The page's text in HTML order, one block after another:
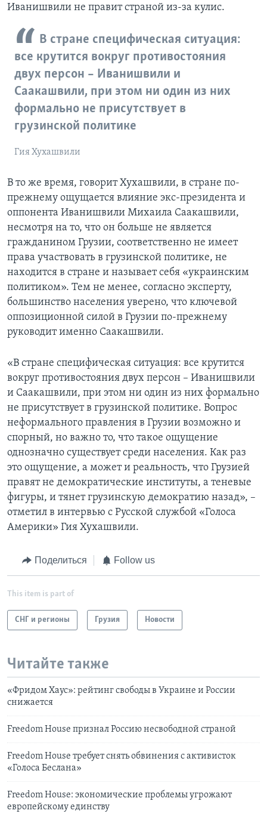
Иванишвили не правит страной из-за кулис.
В стране специфическая ситуация:
все крутится вокруг противостояния
двух персон – Иванишвили и
Саакашвили, при этом ни один из них
формально не присутствует в
грузинской политике
Гия Хухашвили
В то же время, говорит Хухашвили, в стране по-
прежнему ощущается влияние экс-президента и
оппонента Иванишвили Михаила Саакашвили,
несмотря на то, что он больше не является
гражданином Грузии, соответственно не имеет
права участвовать в грузинской политике, не
находится в стране и называет себя «украинским
политиком». Тем не менее, согласно эксперту,
большинство населения уверено, что ключевой
оппозиционной силой в Грузии по-прежнему
руководит именно Саакашвили.
«В стране специфическая ситуация: все крутится
вокруг противостояния двух персон – Иванишвили
и Саакашвили, при этом ни один из них формально
не присутствует в грузинской политике. Вопрос
неформального правления в Грузии возможно и
спорный, но важно то, что такое ощущение
однозначно существует среди населения. Как раз
это ощущение, а может и реальность, что Грузией
правят не демократические институты, а теневые
фигуры, и тянет грузинскую демократию назад», –
отметил в интервью с Русской службой «Голоса
Америки» Гия Хухашвили.
Поделиться Follow us
This item is part of
СНГ и регионы Грузия Новости
Читайте также
«Фридом Хаус»: рейтинг свободы в Украине и России
снижается
Freedom House признал Россию несвободной страной
Freedom House требует снять обвинения с активисток
«Голоса Беслана»
Freedom House: экономические проблемы угрожают
европейскому единству